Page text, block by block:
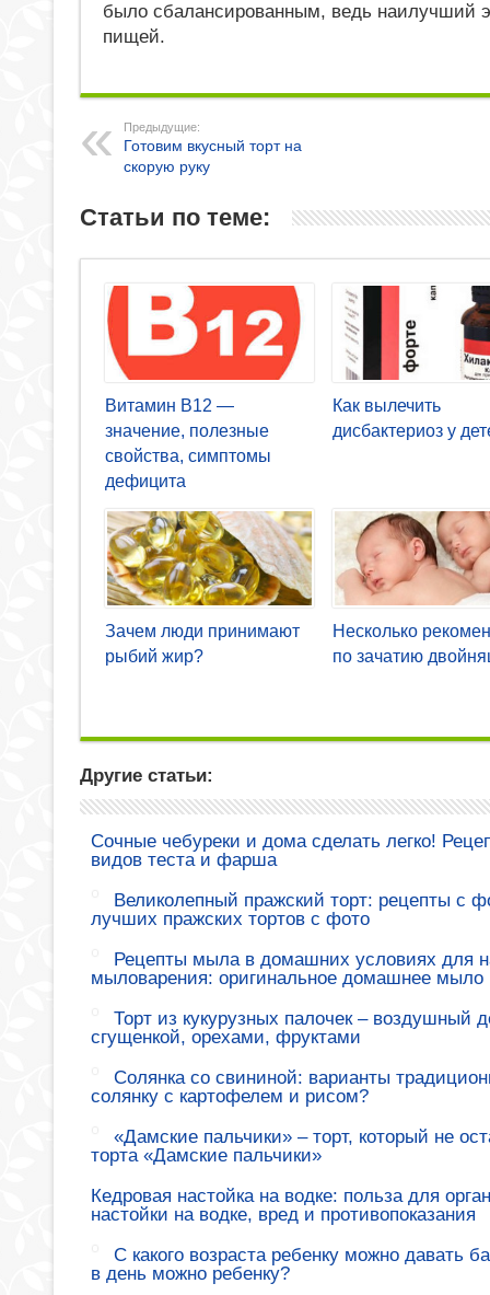
было сбалансированным, ведь наилучший
пищей.
Предыдущие:
Готовим вкусный торт на
скорую руку
Статьи по теме:
Витамин В12 —
значение, полезные
свойства, симптомы
дефицита
Как вылечить
дисбактериоз у
Зачем люди принимают
рыбий жир?
Несколько
по зачатию
Другие статьи:
Сочные чебуреки и дома сделать легко!
видов теста и фарша
Великолепный пражский торт: рецепты с
лучших пражских тортов с фото
Рецепты мыла в домашних условиях для
мыловарения: оригинальное домашнее мыло
Торт из кукурузных палочек – воздушный
сгущенкой, орехами, фруктами
Солянка со свининой: варианты
солянку с картофелем и рисом?
«Дамские пальчики» – торт, который не
торта «Дамские пальчики»
Кедровая настойка на водке: польза для
настойки на водке, вред и противопоказания
С какого возраста ребенку можно давать
в день можно ребенку?